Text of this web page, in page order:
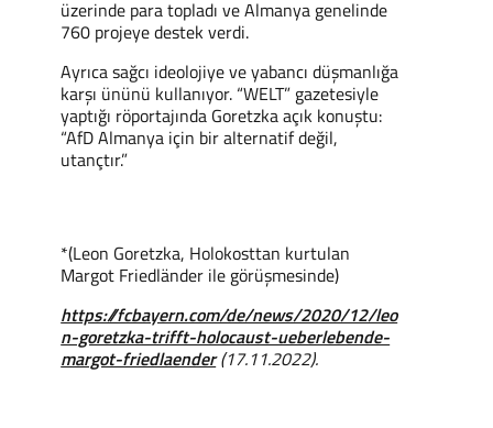
üzerinde para topladı ve Almanya genelinde
760 projeye destek verdi.
Ayrıca sağcı ideolojiye ve yabancı düşmanlığa
karşı ününü kullanıyor. “WELT” gazetesiyle
yaptığı röportajında Goretzka açık konuştu:
“AfD Almanya için bir alternatif değil,
utançtır.”
*(Leon Goretzka, Holokosttan kurtulan
Margot Friedländer ile görüşmesinde)
https://fcbayern.com/de/news/2020/12/leo
n-goretzka-trifft-holocaust-ueberlebende-
margot-friedlaender(17.11.2022).